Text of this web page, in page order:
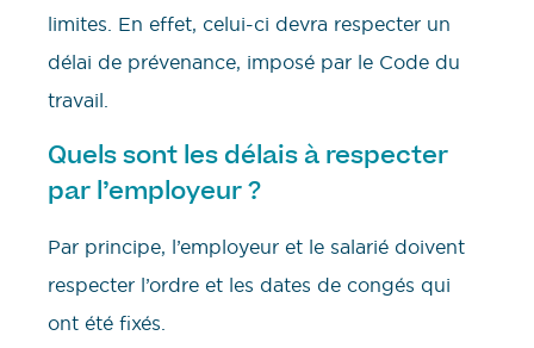
limites. En effet, celui-ci devra respecter un
délai de prévenance, imposé par le Code du
travail.
Quels sont les délais à respecter
par l’employeur ?
Par principe, l’employeur et le salarié doivent
respecter l’ordre et les dates de congés qui
ont été fixés.